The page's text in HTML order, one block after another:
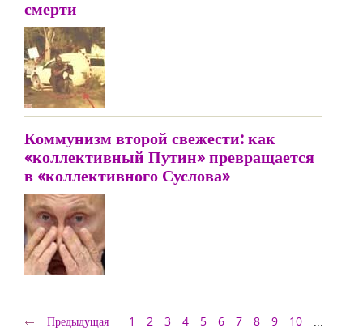
смерти
Коммунизм второй свежести: как
«коллективный Путин» превращается
в «коллективного Суслова»
Предыдущая 1 2 3 4 5 6 7 8 9 10
...